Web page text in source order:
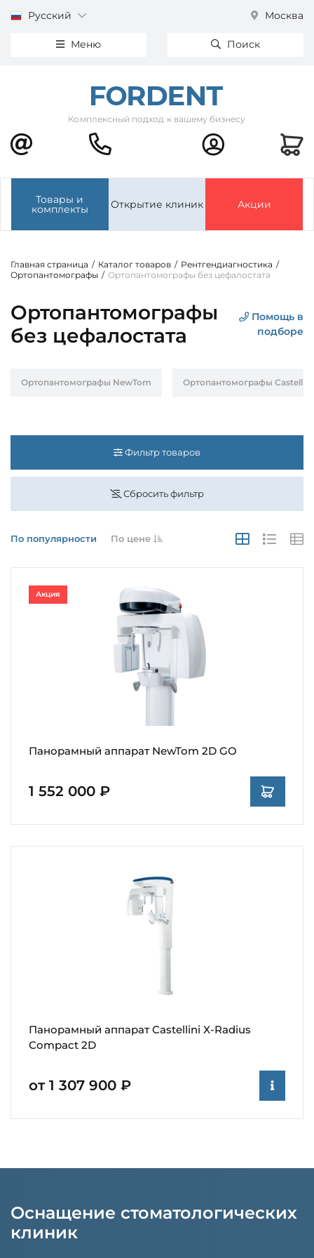
Русский Москва
Меню Поиск
Комплексный подход к вашему бизнесу
Товары и
комплекты Открытие клиник Акции
Главная страница / Каталог товаров / Рентгендиагностика /
Ортопантомографы / Ортопантомографы без цефалостата
Ортопантомографы
без цефалостата
Помощь в
подборе
Ортопантомографы NewTom Ортопантомографы Castellini
Фильтр товаров
Сбросить фильтр
По популярности По цене
Панорамный аппарат NewTom 2D GO
1 552 000 ₽
Акция
Панорамный аппарат Castellini X-Radius
Compact 2D
от 1 307 900 ₽
Оснащение стоматологических
клиник